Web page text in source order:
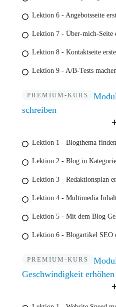
Lektion 6 - Angebotsseite
Lektion 7 - Über-mich-Seite
Lektion 8 - Kontaktseite
Lektion 9 - A/B-Tests
PREMIUM-KURS
schreiben
Lektion 1 - Blogthema finden
Lektion 2 - Blog in
Lektion 3 - Redaktionsplan
Lektion 4 - Multimedia
Lektion 5 - Mit dem Blog
Lektion 6 - Blogartikel SEO
PREMIUM-KURS
Geschwindigkeit erhöhen